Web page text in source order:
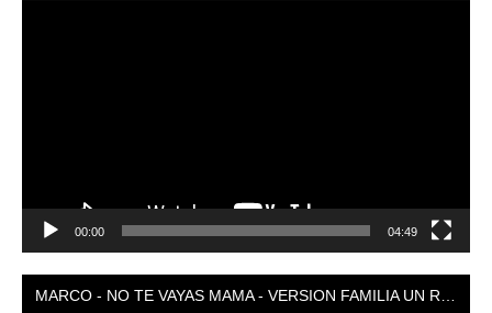
00:00 04:49